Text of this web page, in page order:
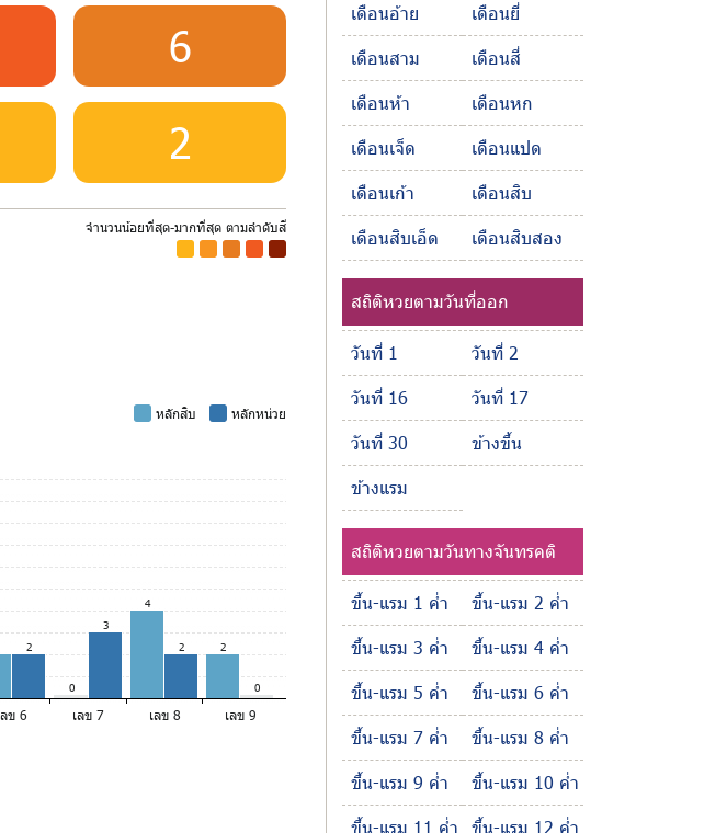
6
2
จำนวนน้อยที่สุด-มากที่สุด ตามลำดับสี
หลักสิบ
หลักหน่วย
2
0
3
4
2 2
0
ลข 6 เลข 7 เลข 8 เลข 9
เดือนอ้าย
เดือนยี่
เดือนสาม
เดือนสี่
เดือนห้า
เดือนหก
เดือนเจ็ด
เดือนแปด
เดือนเก้า
เดือนสิบ
เดือนสิบเอ็ด
เดือนสิบสอง
สถิติหวยตามวันที่ออก
วันที่ 1
วันที่ 2
วันที่ 16
วันที่ 17
วันที่ 30
ข้างขึ้น
ข้างแรม
สถิติหวยตามวันทางจันทรคติ
ขึ้น-แรม 1 ค่ำ
ขึ้น-แรม 2 ค่ำ
ขึ้น-แรม 3 ค่ำ
ขึ้น-แรม 4 ค่ำ
ขึ้น-แรม 5 ค่ำ
ขึ้น-แรม 6 ค่ำ
ขึ้น-แรม 7 ค่ำ
ขึ้น-แรม 8 ค่ำ
ขึ้น-แรม 9 ค่ำ
ขึ้น-แรม 10 ค่ำ
ขึ้น-แรม 11 ค่ำ
ขึ้น-แรม 12 ค่ำ